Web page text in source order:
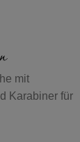
mit
Karabiner für